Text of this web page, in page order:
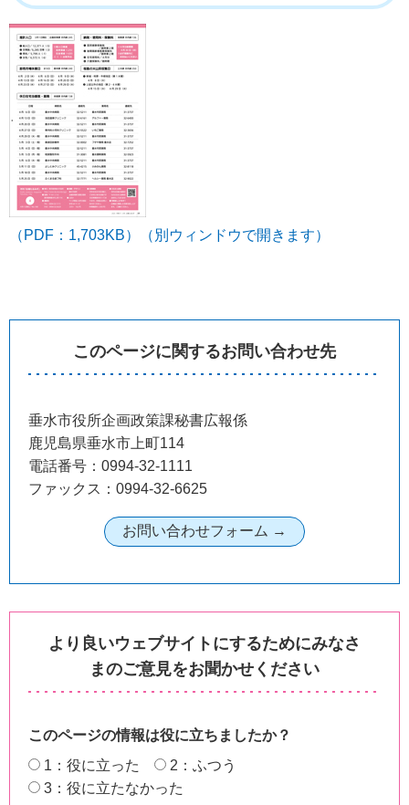
（PDF：1,703KB）（別ウィンドウで開きます）
このページに関するお問い合わせ先
垂水市役所企画政策課秘書広報係
鹿児島県垂水市上町114
電話番号：0994-32-1111
ファックス：0994-32-6625
より良いウェブサイトにするためにみなさ
まのご意見をお聞かせください
このページの情報は役に立ちましたか？
1：役に立った
2：ふつう
3：役に立たなかった